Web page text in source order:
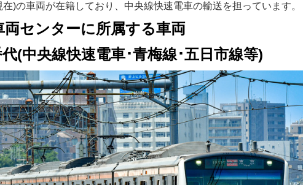
)の車両が在籍しており、中央線快速電車の輸送を担っています。
両センターに所属する車両
(中央線快速電車･青梅線･五日市線等)